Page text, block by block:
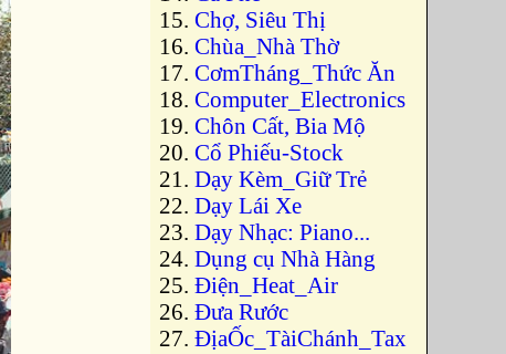
Chợ, Siêu Thị
Chùa_Nhà Thờ
CơmTháng_Thức Ăn
Computer_Electronics
Chôn Cất, Bia Mộ
Cổ Phiếu-Stock
Dạy Kèm_Giữ Trẻ
Dạy Lái Xe
Dạy Nhạc: Piano...
Dụng cụ Nhà Hàng
Điện_Heat_Air
Đưa Rước
ĐịaỐc_TàiChánh_Tax